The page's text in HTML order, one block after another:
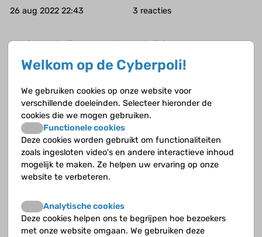
26 aug 2022 22:43
3
Algemeen
Kan iemand mij aub vertellen wat dit is ?
25 feb 2022 22:35
0
Klinefelter
49,XXXXY
Paulien
Zweettest
Welkom op de Cyberpoli!
We gebruiken cookies op onze website voor
verschillende doeleinden. Selecteer hieronder de
cookies die we mogen gebruiken.
Functionele cookies
Deze cookies worden gebruikt om functionaliteiten
zoals ingesloten video's en andere interactieve inhoud
mogelijk te maken. Ze helpen uw ervaring op onze
website te verbeteren.
Analytische cookies
Deze cookies helpen ons te begrijpen hoe bezoekers
met onze website omgaan. We gebruiken deze